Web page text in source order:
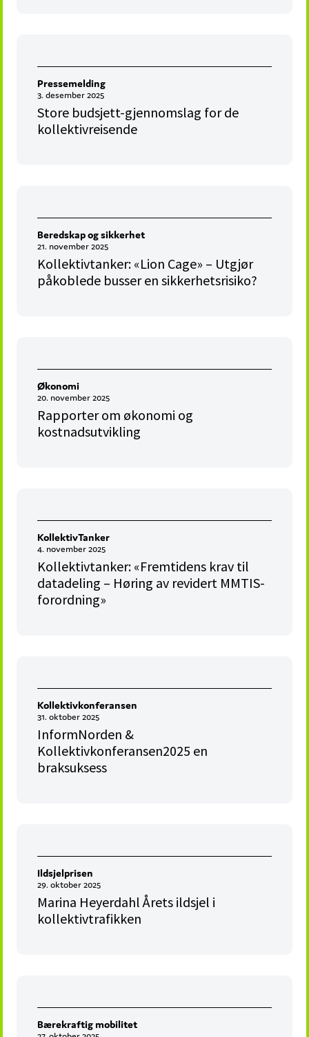
Pressemelding
3. desember 2025
Store budsjett-gjennomslag for de
kollektivreisende
Beredskap og sikkerhet
21. november 2025
Kollektivtanker: «Lion Cage» – Utgjør
påkoblede busser en sikkerhetsrisiko?
Økonomi
20. november 2025
Rapporter om økonomi og
kostnadsutvikling
KollektivTanker
4. november 2025
Kollektivtanker: «Fremtidens krav til
datadeling – Høring av revidert MMTIS-
forordning»
Kollektivkonferansen
31. oktober 2025
InformNorden &
Kollektivkonferansen2025 en
braksuksess
Ildsjelprisen
29. oktober 2025
Marina Heyerdahl Årets ildsjel i
kollektivtrafikken
Bærekraftig mobilitet